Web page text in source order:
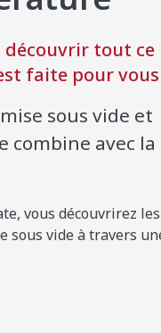
découvrir tout ce
faite pour vous
sous vide et
combine avec la
vous découvrirez les
sous vide à travers